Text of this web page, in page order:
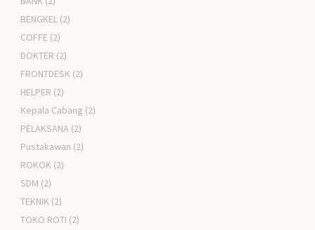
BENGKEL (2)
COFFE (2)
DOKTER (2)
FRONTDESK (2)
HELPER (2)
Kepala Cabang (2)
PELAKSANA (2)
Pustakawan (2)
ROKOK (2)
SDM (2)
TEKNIK (2)
TOKO ROTI (2)